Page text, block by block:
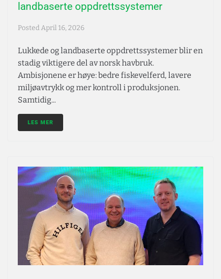
landbaserte oppdrettssystemer
PostedApril 16, 2026
Lukkede og landbaserte oppdrettssystemer blir en
stadig viktigere del av norsk havbruk.
Ambisjonene er høye: bedre fiskevelferd, lavere
miljøavtrykk og mer kontroll i produksjonen.
Samtidig...
LES MER